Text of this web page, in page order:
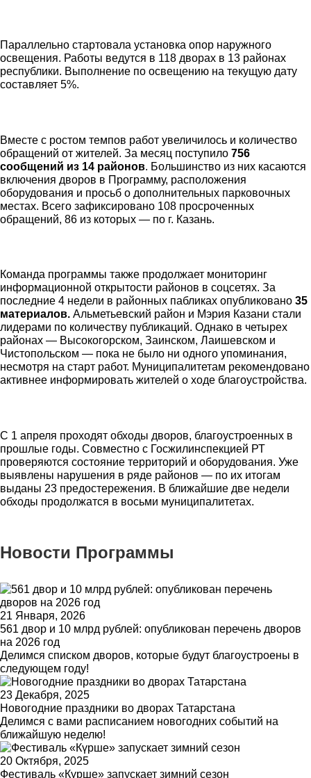
Параллельно стартовала установка опор наружного
освещения. Работы ведутся в 118 дворах в 13 районах
республики. Выполнение по освещению на текущую дату
составляет 5%.
Вместе с ростом темпов работ увеличилось и количество
обращений от жителей. За месяц поступило 756
сообщений из 14 районов. Большинство из них касаются
включения дворов в Программу, расположения
оборудования и просьб о дополнительных парковочных
местах. Всего зафиксировано 108 просроченных
обращений, 86 из которых — по г. Казань.
Команда программы также продолжает мониторинг
информационной открытости районов в соцсетях. За
последние 4 недели в районных пабликах опубликовано 35
материалов. Альметьевский район и Мэрия Казани стали
лидерами по количеству публикаций. Однако в четырех
районах — Высокогорском, Заинском, Лаишевском и
Чистопольском — пока не было ни одного упоминания,
несмотря на старт работ. Муниципалитетам рекомендовано
активнее информировать жителей о ходе благоустройства.
С 1 апреля проходят обходы дворов, благоустроенных в
прошлые годы. Совместно с Госжилинспекцией РТ
проверяются состояние территорий и оборудования. Уже
выявлены нарушения в ряде районов — по их итогам
выданы 23 предостережения. В ближайшие две недели
обходы продолжатся в восьми муниципалитетах.
Новости Программы
21 Января, 2026
561 двор и 10 млрд рублей: опубликован перечень дворов
на 2026 год
Делимся списком дворов, которые будут благоустроены в
следующем году!
23 Декабря, 2025
Новогодние праздники во дворах Татарстана
Делимся с вами расписанием новогодних событий на
ближайшую неделю!
20 Октября, 2025
Фестиваль «Күрше» запускает зимний сезон